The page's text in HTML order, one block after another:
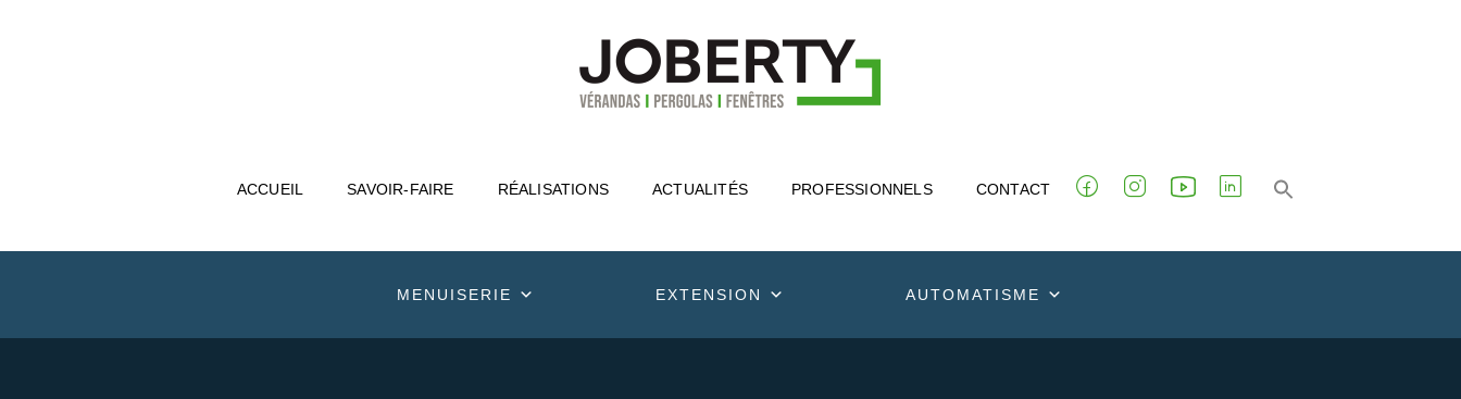
ACCUEIL SAVOIR-FAIRE RÉALISATIONS ACTUALITÉS PROFESSIONNELS CONTACT
MENUISERIE EXTENSION AUTOMATISME